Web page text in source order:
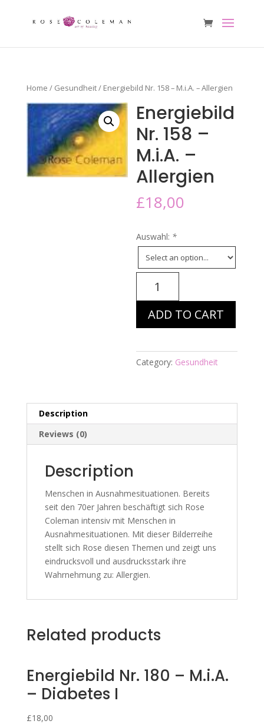
Home / Gesundheit/ Energiebild Nr. 158 – M.i.A. – Allergien
Energiebild
Nr. 158 –
M.i.A. –
Allergien
£18,00
Auswahl: *
Allergien
ADD TO CART
Category: Gesundheit
Description
Reviews (0)
Description
Menschen in Ausnahmesituationen. Bereits
seit den 70er Jahren beschäftigt sich Rose
Coleman intensiv mit Menschen in
Ausnahmesituationen. Mit dieser Bilderreihe
stellt sich Rose diesen Themen und zeigt uns
eindrucksvoll und ausdrucksstark ihre
Wahrnehmung zu: Allergien.
Related products
Energiebild Nr. 180 – M.i.A.
– Diabetes I
£18,00